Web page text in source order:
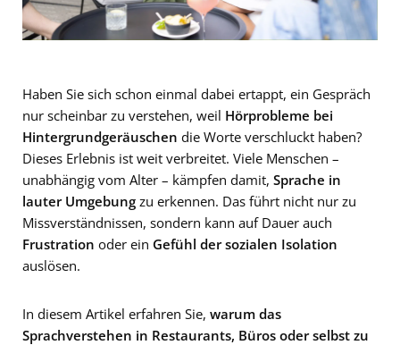
Haben Sie sich schon einmal dabei ertappt, ein Gespräch
nur scheinbar zu verstehen, weil Hörprobleme bei
Hintergrundgeräuschen die Worte verschluckt haben?
Dieses Erlebnis ist weit verbreitet. Viele Menschen –
unabhängig vom Alter – kämpfen damit, Sprache in
lauter Umgebung zu erkennen. Das führt nicht nur zu
Missverständnissen, sondern kann auf Dauer auch
Frustration oder ein Gefühl der sozialen Isolation
auslösen.
In diesem Artikel erfahren Sie, warum das
Sprachverstehen in Restaurants, Büros oder selbst zu